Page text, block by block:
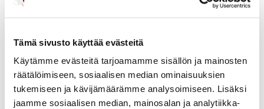
Tämä sivusto käyttää evästeitä
Käytämme evästeitä tarjoamamme sisällön ja mainosten
räätälöimiseen, sosiaalisen median ominaisuuksien
tukemiseen ja kävijämäärämme analysoimiseen. Lisäksi
jaamme sosiaalisen median, mainosalan ja analytiikka-
lasten ja nuorten kanssa toimivien aikuisten välisen
kumppanuuden vahvistamiseen. Oppimisvalmiuksien
parantaminen ja vaikeuksien ennaltaehkäisy lähtee siitä,
että tiedämme mitä nuorelle oikeasti kuuluu”, Pulkkinen
sanoo.